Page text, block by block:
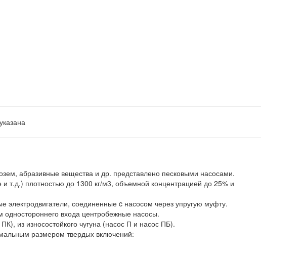
абразивные вещества и др. представлено песковыми насосами.
плотностью до 1300 кг/м3, объемной концентрацией до 25% и
соединенные c насосом через упругую муфту.
входа центробежные насосы.
из износостойкого чугуна (насос П и насос ПБ).
размером твердых включений: